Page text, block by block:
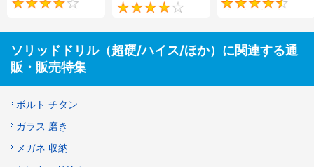
4.2 4
ソリッドドリル（超硬/ハイス/ほか）に関連する通
販・販売特集
ボルト チタン
ガラス 磨き
メガネ 収納